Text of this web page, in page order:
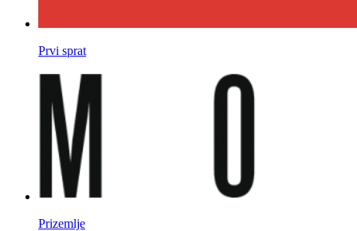
Prvi sprat
Prizemlje